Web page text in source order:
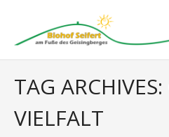
Biohof Seifert
Ferienwohnungen
TAG ARCHIVES:
VIELFALT